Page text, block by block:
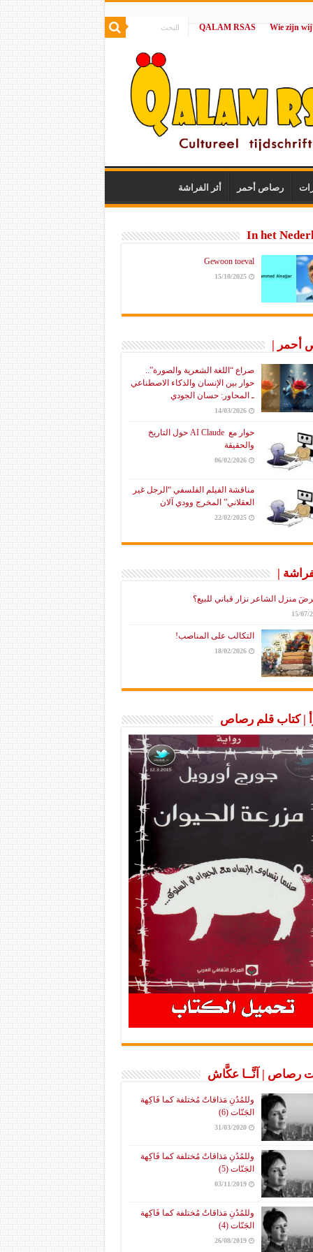
|
QALAM RSAS
رصاص أحمر أثر الفراشة
In het
Gewoon toeval
15/10/2025
أحمر |
صراع “اللغة الشعرية والصورة”..
حوار بين الإنسان والذكاء الاصطناعي
ـ المحاور: حسان الجودي
14/03/2026
حوار مع AI Claude حول التاريخ
والحقيقة
06/02/2026
مناقشة الفيلم الفلسفي “الرجل غير
العقلاني” المخرج وودي آلان
22/02/2025
|
منزل الشاعر نزار قباني للبيع؟
15/07/
التكالب على المناصب!
18/02/2026
| كتاب قلم رصاص
رصاص | آنَّــا عكَّاش
وللمُدُنِ مَذاقاتٌ مُختلفة كما فَاكِهة
الجَنّات (6)
31/03/2020
وللمُدُنِ مَذاقاتٌ مُختلفة كما فَاكِهة
الجَنّات (5)
03/11/2019
وللمُدُنِ مَذاقاتٌ مُختلفة كما فَاكِهة
الجَنّات (4)
26/08/2019